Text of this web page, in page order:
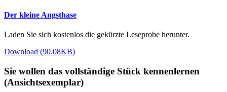
Der kleine Angsthase
Laden Sie sich kostenlos die gekürzte Leseprobe herunter.
Download (90.08KB)
Sie wollen das vollständige Stück kennenlernen
(Ansichtsexemplar)